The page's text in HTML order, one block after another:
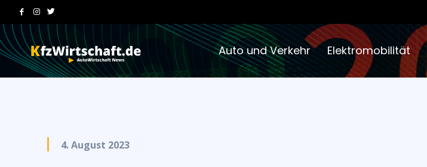
Auto und Verkehr Elektromobilität
4. August 2023